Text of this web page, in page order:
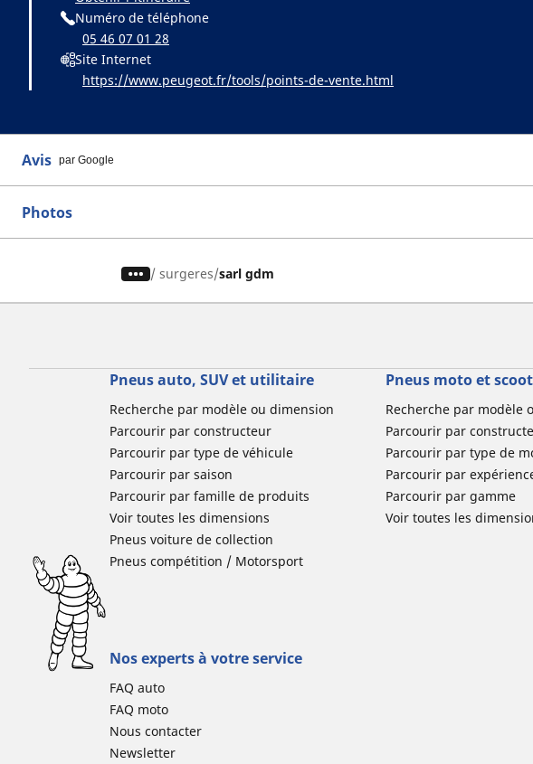
Numéro de téléphone
05 46 07 01 28
Site Internet
https://www.peugeot.fr/tools/points-de-vente.html
Avis par Google
Photos
/ surgeres sarl gdm
Pneus auto, SUV et utilitaire
Recherche par modèle ou dimension
Parcourir par constructeur
Parcourir par type de véhicule
Parcourir par saison
Parcourir par famille de produits
Voir toutes les dimensions
Pneus voiture de collection
Pneus compétition / Motorsport
Pneus moto et
Recherche par modèle
Parcourir par
Parcourir par type de
Parcourir par
Parcourir par gamme
Voir toutes les
Nos experts à votre service
FAQ auto
FAQ moto
Nous contacter
Newsletter